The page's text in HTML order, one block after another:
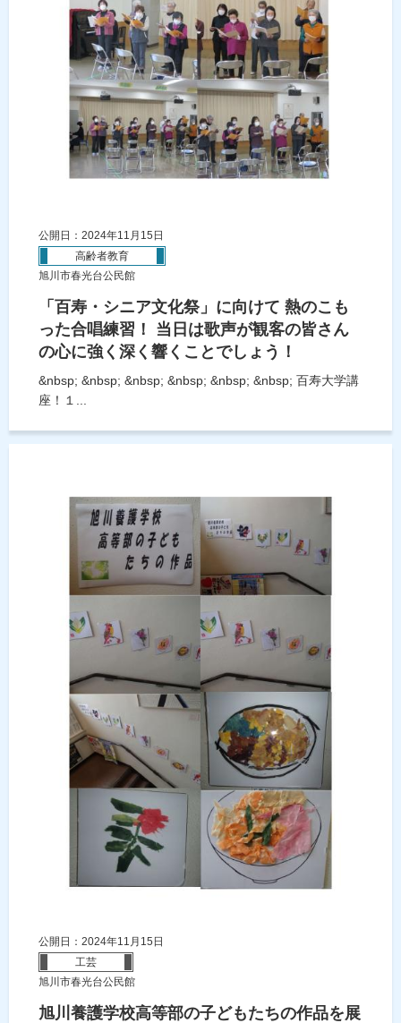
公開日：2024年11月15日
高齢者教育
旭川市春光台公民館
「百寿・シニア文化祭」に向けて 熱のこも
った合唱練習！ 当日は歌声が観客の皆さん
の心に強く深く響くことでしょう！
&nbsp; &nbsp; &nbsp; &nbsp; &nbsp; &nbsp; 百寿大学講
座！１...
公開日：2024年11月15日
工芸
旭川市春光台公民館
旭川養護学校高等部の子どもたちの作品を展